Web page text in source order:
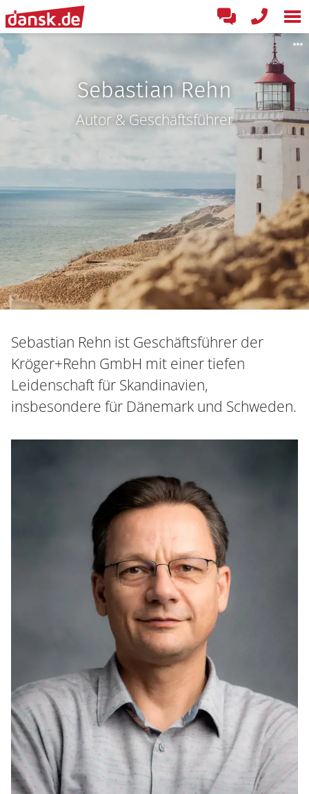
Sebastian Rehn
Autor & Geschäftsführer
Sebastian Rehn ist Geschäftsführer der
Kröger+Rehn GmbH mit einer tiefen
Leidenschaft für Skandinavien,
insbesondere für Dänemark und Schweden.